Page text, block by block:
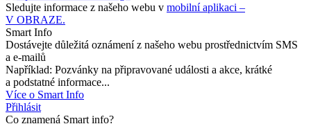
Sledujte informace z našeho webu v mobilní aplikaci –
V OBRAZE.
Smart Info
Dostávejte důležitá oznámení z našeho webu prostřednictvím SMS
a e-mailů
Například: Pozvánky na připravované události a akce, krátké
a podstatné informace...
Více o Smart Info
Přihlásit
Co znamená Smart info?